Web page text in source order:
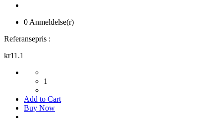
0 Anmeldelse(r)
Referansepris :
kr11.1
1
Add to Cart
Buy Now